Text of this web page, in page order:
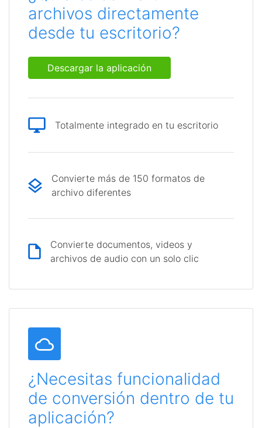
archivos directamente
desde tu escritorio?
Descargar la aplicación
Totalmente integrado en tu escritorio
Convierte más de 150 formatos de
archivo diferentes
Convierte documentos, videos y
archivos de audio con un solo clic
¿Necesitas funcionalidad
de conversión dentro de tu
aplicación?